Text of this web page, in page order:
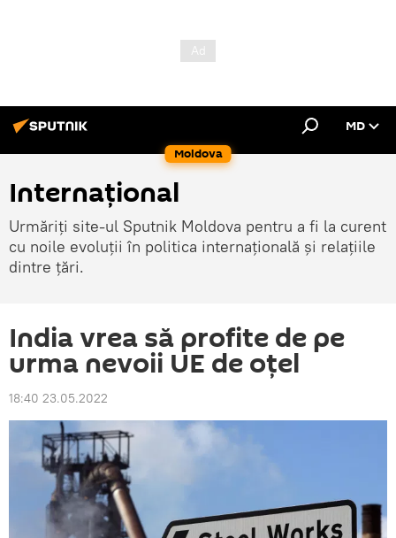
Moldova
MD
Internațional
Urmăriți site-ul Sputnik Moldova pentru a fi la curent
cu noile evoluții în politica internațională și relațiile
dintre țări.
India vrea să profite de pe
urma nevoii UE de oțel
18:40 23.05.2022